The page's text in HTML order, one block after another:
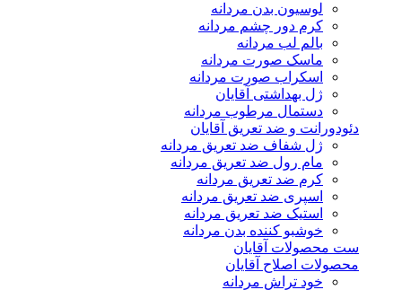
لوسیون بدن مردانه
کرم دور چشم مردانه
بالم لب مردانه
ماسک صورت مردانه
اسکراب صورت مردانه
ژل بهداشتی آقایان
دستمال مرطوب مردانه
دئودورانت و ضد تعریق آقایان
ژل شفاف ضد تعریق مردانه
مام رول ضد تعریق مردانه
کرم ضد تعریق مردانه
اسپری ضد تعریق مردانه
استیک ضد تعریق مردانه
خوشبو کننده بدن مردانه
ست محصولات آقایان
محصولات اصلاح آقایان
خود تراش مردانه